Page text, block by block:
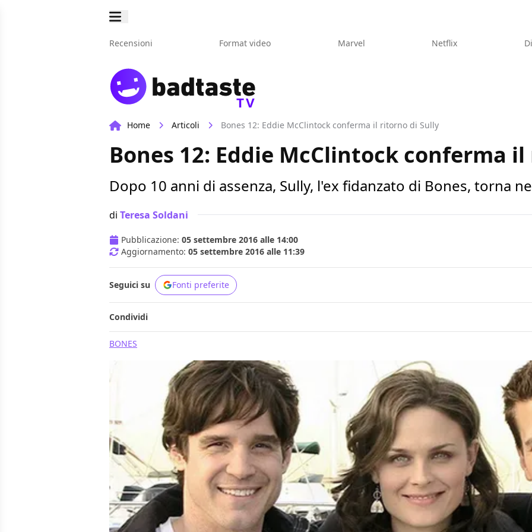
Recensioni Format video Marvel Netflix
TV
Home Articoli Bones 12: Eddie McClintock conferma il ritorno di Sully
Bones 12: Eddie McClintock conferma
Dopo 10 anni di assenza, Sully, l'ex fidanzato di Bones, torna
di Teresa Soldani
Pubblicazione: 05 settembre 2016 alle 14:00
Aggiornamento: 05 settembre 2016 alle 11:39
Seguici su Fonti preferite
Condividi
BONES